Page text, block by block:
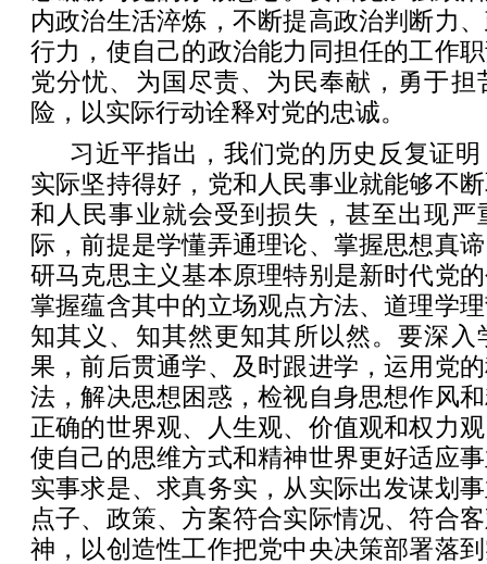
内政治生活淬炼，不断提高政治判断力
行力，使自己的政治能力同担任的工作
党分忧、为国尽责、为民奉献，勇于担
险，以实际行动诠释对党的忠诚。
习近平指出，我们党的历史反复证
实际坚持得好，党和人民事业就能够不
和人民事业就会受到损失，甚至出现严
际，前提是学懂弄通理论、掌握思想真
研马克思主义基本原理特别是新时代党
掌握蕴含其中的立场观点方法、道理学
知其义、知其然更知其所以然。要深入
果，前后贯通学、及时跟进学，运用党
法，解决思想困惑，检视自身思想作风
正确的世界观、人生观、价值观和权力
使自己的思维方式和精神世界更好适应
实事求是、求真务实，从实际出发谋划
点子、政策、方案符合实际情况、符合
神，以创造性工作把党中央决策部署落